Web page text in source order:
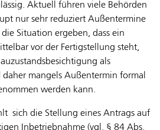
Aktuell führen viele Behörden
nur sehr reduziert Außentermine
Situation ergeben, dass ein
vor der Fertigstellung steht,
als
mangels Außentermin formal
werden kann.
sich die Stellung eines Antrags auf
Inbetriebnahme (vgl. § 84 Abs.